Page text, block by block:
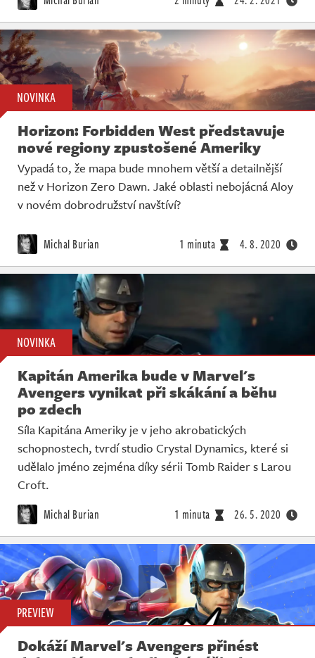
NOVINKA
Horizon: Forbidden West představuje
nové regiony zpustošené Ameriky
Vypadá to, že mapa bude mnohem větší a detailnější
než v Horizon Zero Dawn. Jaké oblasti nebojácná Aloy
v novém dobrodružství navštíví?
Michal Burian 1 minuta 4. 8. 2020
NOVINKA
Kapitán Amerika bude v Marvel's
Avengers vynikat při skákání a běhu
po zdech
Síla Kapitána Ameriky je v jeho akrobatických
schopnostech, tvrdí studio Crystal Dynamics, které si
udělalo jméno zejména díky sérii Tomb Raider s Larou
Croft.
Michal Burian 1 minuta 26. 5. 2020
PREVIEW
Dokáží Marvel's Avengers přinést